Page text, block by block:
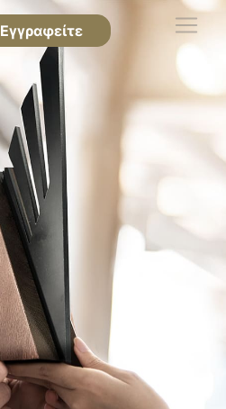
Εγγραφείτε